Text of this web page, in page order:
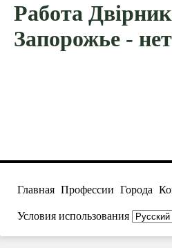
Работа
Запорожье -
Главная Профессии Города
Условия использования